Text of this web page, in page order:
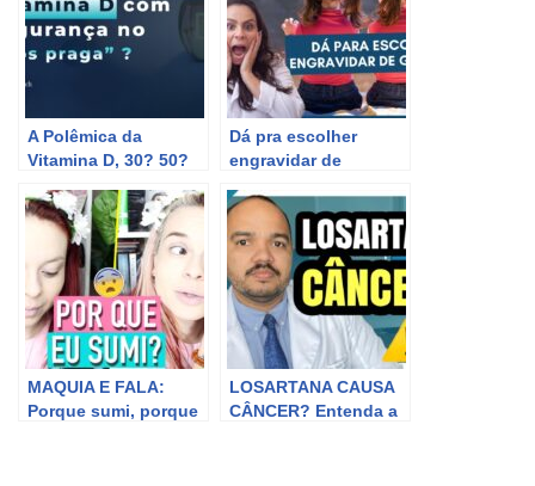
A Polêmica da
Vitamina D, 30? 50?
ideal? Entenda o
porquê
Dá pra escolher
engravidar de
de La Rocque
MAQUIA E FALA:
Porque sumi, porque
LOSARTANA CAUSA
CÂNCER? Entenda a